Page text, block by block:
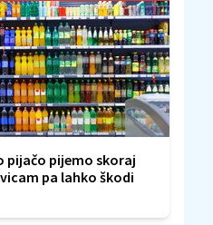
pijačo pijemo skoraj
pa lahko škodi